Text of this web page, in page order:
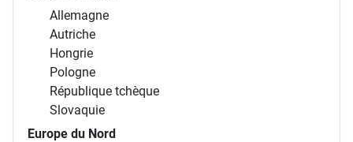
Allemagne
Autriche
Hongrie
Pologne
République tchèque
Slovaquie
Europe du Nord